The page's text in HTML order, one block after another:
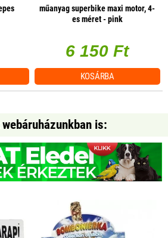
műanyag superbike maxi motor, 4-
es méret - pink
6 150 Ft
KOSÁRBA
is: